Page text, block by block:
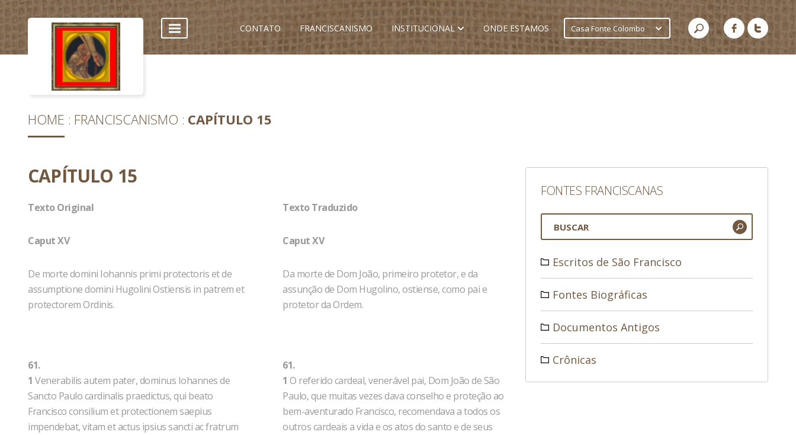
CONTATO FRANCISCANISMO INSTITUCIONAL ONDE ESTAMOS Casa Fonte Colombo
HOME FRANCISCANISMO CAPÍTULO 15
CAPÍTULO 15
Texto Original
Caput XV
De morte domini Iohannis primi protectoris et de
assumptione domini Hugolini Ostiensis in patrem et
protectorem Ordinis.
61.
1 Venerabilis autem pater, dominus Iohannes de
Sancto Paulo cardinalis praedictus, qui beato
Francisco consilium et protectionem saepius
impendebat, vitam et actus ipsius sancti ac fratrum
Texto Traduzido
Caput XV
Da morte de Dom João, primeiro protetor, e da
assunção de Dom Hugolino, ostiense, como pai e
protetor da Ordem.
61.
1 O referido cardeal, venerável pai, Dom João de São
Paulo, que muitas vezes dava conselho e proteção ao
bem-aventurado Francisco, recomendava a todos os
outros cardeais a vida e os atos do santo e de seus
FONTES FRANCISCANAS
Escritos de São Francisco
Fontes Biográficas
Documentos Antigos
Crônicas